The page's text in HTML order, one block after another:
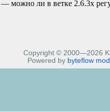
можно ли в ветке 2.6.3х
Copyright © 2000—2026
Powered by byteflow